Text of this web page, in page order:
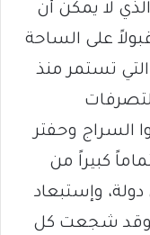
لا يمكن أن
على الساحة
تستمر منذ
السراج وحفتر
كبيراً من
وإستبعاد
وقد شجعت كل